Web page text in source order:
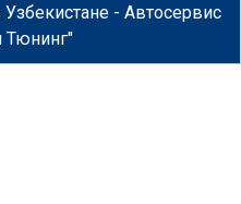
- Автосервис
Тюнинг"